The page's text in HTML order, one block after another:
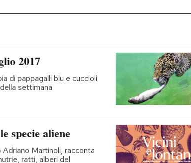
2017
di pappagalli blu e cuccioli
settimana
specie aliene
Martinoli, racconta
ratti, alberi del